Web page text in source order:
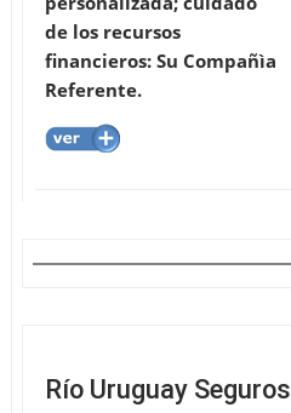
de los recursos
financieros: Su Compañìa
Referente.
Río Uruguay Seguros